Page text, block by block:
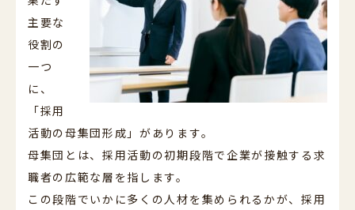
主要な
役割の
一つ
に、
「採用
活動の母集団形成」があります。
母集団とは、採用活動の初期段階で企業が接触する求
職者の広範な層を指します。
この段階でいかに多くの人材を集められるかが、採用